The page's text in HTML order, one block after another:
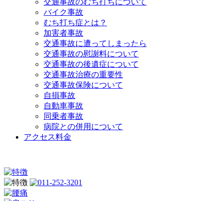
交通事故のむち打ちについて
バイク事故
むち打ち症とは？
加害者事故
交通事故に遭ってしまったら
交通事故の慰謝料について
交通事故の後遺症について
交通事故治療の重要性
交通事故保険について
自損事故
自動車事故
同乗者事故
病院との併用について
アクセス料金